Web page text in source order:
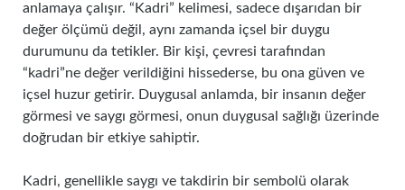
anlamaya çalışır. “Kadri” kelimesi, sadece dışarıdan bir
değer ölçümü değil, aynı zamanda içsel bir duygu
durumunu da tetikler. Bir kişi, çevresi tarafından
“kadri”ne değer verildiğini hissederse, bu ona güven ve
içsel huzur getirir. Duygusal anlamda, bir insanın değer
görmesi ve saygı görmesi, onun duygusal sağlığı üzerinde
doğrudan bir etkiye sahiptir.
Kadri, genellikle saygı ve takdirin bir sembolü olarak